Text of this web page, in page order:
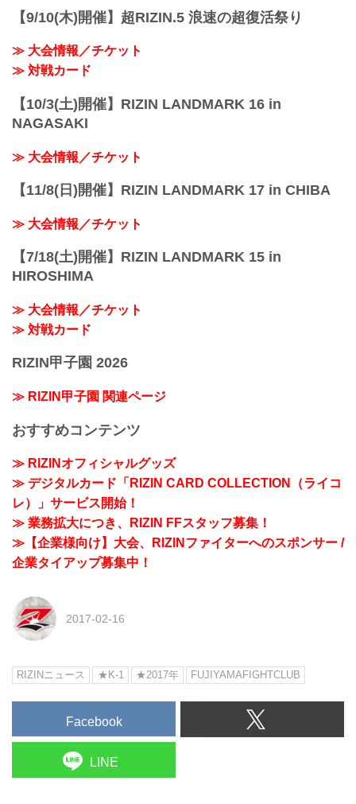
【9/10(木)開催】超RIZIN.5 浪速の超復活祭り
≫ 大会情報／チケット
≫ 対戦カード
【10/3(土)開催】RIZIN LANDMARK 16 in
NAGASAKI
≫ 大会情報／チケット
【11/8(日)開催】RIZIN LANDMARK 17 in CHIBA
≫ 大会情報／チケット
【7/18(土)開催】RIZIN LANDMARK 15 in
HIROSHIMA
≫ 大会情報／チケット
≫ 対戦カード
RIZIN甲子園 2026
≫ RIZIN甲子園 関連ページ
おすすめコンテンツ
≫ RIZINオフィシャルグッズ
≫ デジタルカード「RIZIN CARD COLLECTION（ライコ
レ）」サービス開始！
≫ 業務拡大につき、RIZIN FFスタッフ募集！
≫【企業様向け】大会、RIZINファイターへのスポンサー /
企業タイアップ募集中！
2017-02-16
RIZINニュース ★K-1 ★2017年 FUJIYAMAFIGHTCLUB
Facebook
LINE